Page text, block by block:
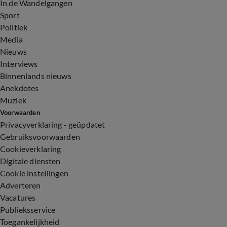
In de Wandelgangen
Sport
Politiek
Media
Nieuws
Interviews
Binnenlands nieuws
Anekdotes
Muziek
Voorwaarden
Privacyverklaring - geüpdatet
Gebruiksvoorwaarden
Cookieverklaring
Digitale diensten
Cookie instellingen
Adverteren
Vacatures
Publieksservice
Toegankelijkheid